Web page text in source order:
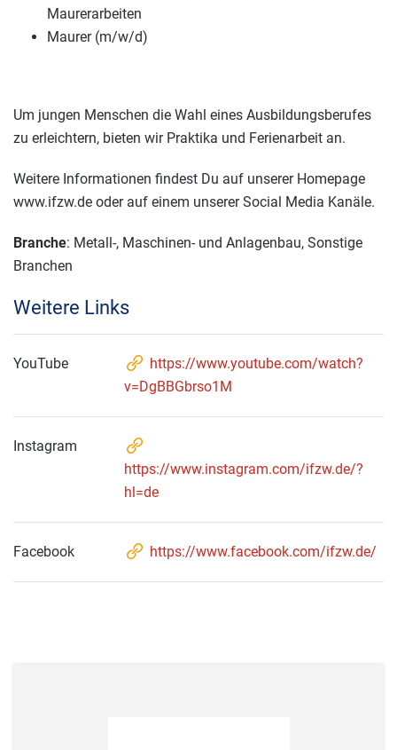
Maurerarbeiten
Maurer (m/w/d)
Um jungen Menschen die Wahl eines Ausbildungsberufes
zu erleichtern, bieten wir Praktika und Ferienarbeit an.
Weitere Informationen findest Du auf unserer Homepage
www.ifzw.de oder auf einem unserer Social Media Kanäle.
Branche: Metall-, Maschinen- und Anlagenbau, Sonstige
Branchen
Weitere Links
YouTube
https://www.youtube.com/watch?
v=DgBBGbrso1M
Instagram
https://www.instagram.com/ifzw.de/?
hl=de
Facebook https://www.facebook.com/ifzw.de/